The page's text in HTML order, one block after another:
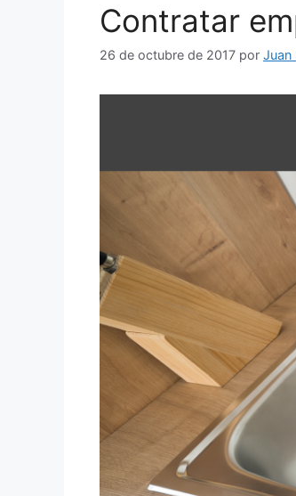
Contratar
26 de octubre de 2017 por Juan